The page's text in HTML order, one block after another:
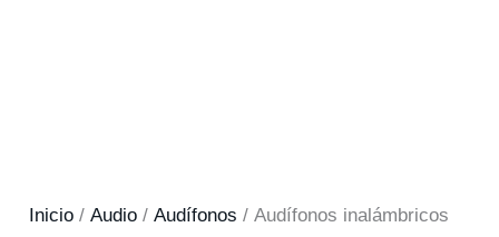
Inicio /Audio /Audífonos / Audífonos inalámbricos